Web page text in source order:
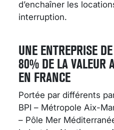
d’enchaîner les
interruption.
UNE ENTREPRISE
80% DE LA VALEUR
EN FRANCE
Portée par différents
BPI – Métropole Aix-
– Pôle Mer